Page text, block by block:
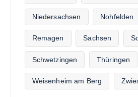
Niedersachsen Nohfelden
Remagen Sachsen
Schwetzingen Thüringen
Weisenheim am Berg